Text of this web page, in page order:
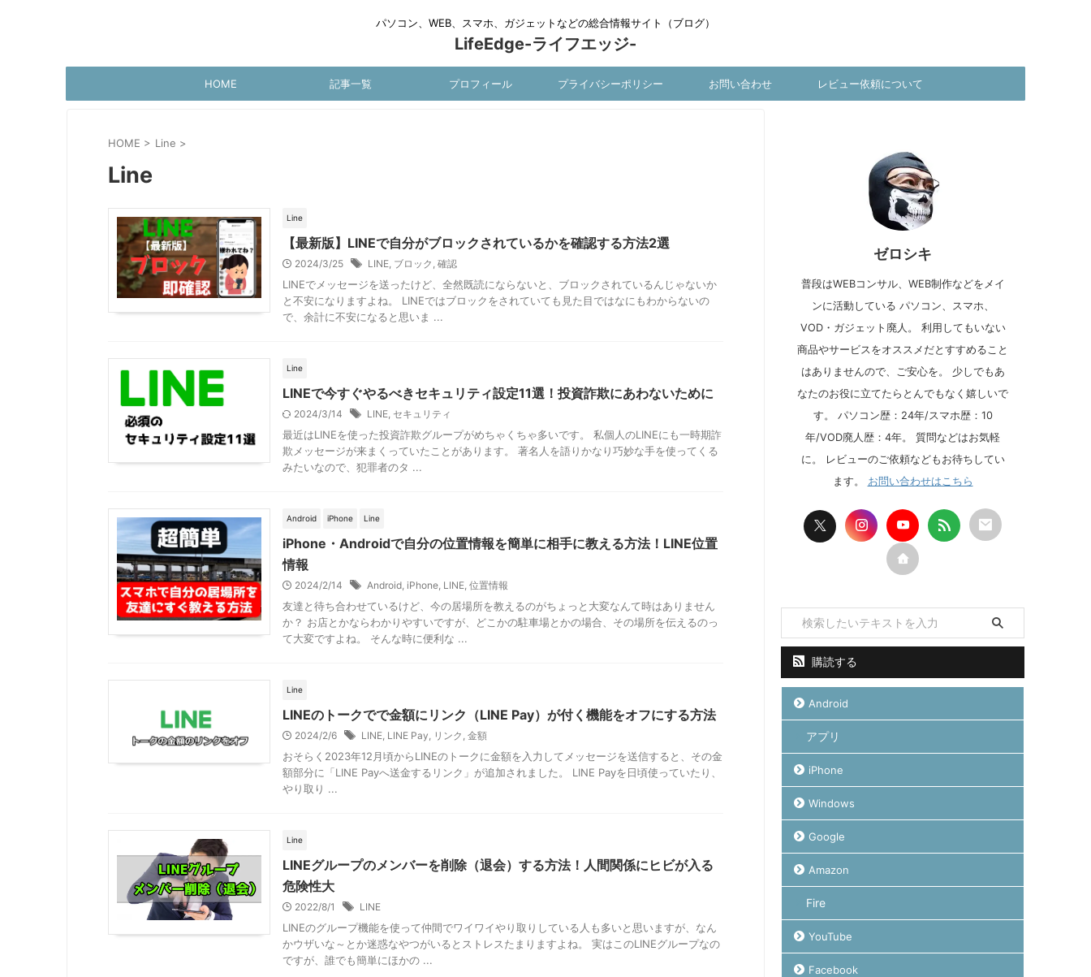
パソコン、WEB、スマホ、ガジェットなどの総合情報サイト（ブログ）
LifeEdge-ライフエッジ-
HOME 記事一覧 プロフィール プライバシーポリシー お問い合わせ レビュー依頼について
HOME > Line >
Line
Line
【最新版】LINEで自分がブロックされているかを確認する方法2選
2024/3/25 LINE, ブロック , 確認
LINEでメッセージを送ったけど、全然既読にならないと、ブロックされているんじゃないか
と不安になりますよね。 LINEではブロックをされていても見た目ではなにもわからないの
で、余計に不安になると思いま ...
Line
LINEで今すぐやるべきセキュリティ設定11選！投資詐欺にあわないために
2024/3/14 LINE, セキュリティ
最近はLINEを使った投資詐欺グループがめちゃくちゃ多いです。 私個人のLINEにも一時期詐
欺メッセージが来まくっていたことがあります。 著名人を語りかなり巧妙な手を使ってくる
みたいなので、犯罪者のタ ...
Android iPhone Line
iPhone・Androidで自分の位置情報を簡単に相手に教える方法！LINE位置
情報
2024/2/14 Android, iPhone, LINE, 位置情報
友達と待ち合わせているけど、今の居場所を教えるのがちょっと大変なんて時はありません
か？ お店とかならわかりやすいですが、どこかの駐車場とかの場合、その場所を伝えるのっ
て大変ですよね。 そんな時に便利な ...
Line
LINEのトークでで金額にリンク（LINE Pay）が付く機能をオフにする方法
2024/2/6 LINE, LINE Pay, リンク , 金額
おそらく2023年12月頃からLINEのトークに金額を入力してメッセージを送信すると、その金
額部分に「LINE Payへ送金するリンク」が追加されました。 LINE Payを日頃使っていたり、
やり取り ...
Line
LINEグループのメンバーを削除（退会）する方法！人間関係にヒビが入る
危険性大
2022/8/1 LINE
LINEのグループ機能を使って仲間でワイワイやり取りしている人も多いと思いますが、なん
かウザいな～とか迷惑なやつがいるとストレスたまりますよね。 実はこのLINEグループなの
ですが、誰でも簡単にほかの ...
ゼロシキ
普段はWEBコンサル、WEB制作などをメイ
ンに活動している パソコン、スマホ、
VOD・ガジェット廃人。 利用してもいない
商品やサービスをオススメだとすすめること
はありませんので、ご安心を。 少しでもあ
なたのお役に立てたらとんでもなく嬉しいで
す。 パソコン歴：24年/スマホ歴：10
年/VOD廃人歴：4年。 質問などはお気軽
に。 レビューのご依頼などもお待ちしてい
ます。 お問い合わせはこちら
購読する
Android
アプリ
iPhone
Windows
Google
Amazon
Fire
YouTube
Facebook